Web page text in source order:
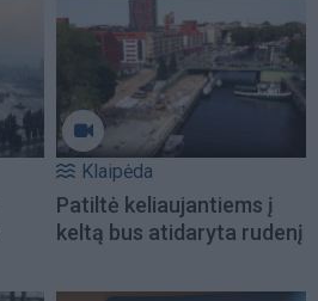
Klaipėda
Patiltė keliaujantiems į
keltą bus atidaryta rudenį